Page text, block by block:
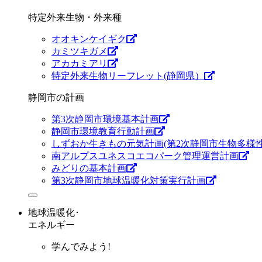
特定外来生物・外来種
オオキンケイギク
カミツキガメ
アカカミアリ
特定外来生物リーフレット(静岡県）
静岡市の計画
第3次静岡市環境基本計画
静岡市環境教育行動計画
しずおか生きもの元気計画(第2次静岡市生物多様
南アルプスユネスコエコパーク管理運営計画
みどりの基本計画
第3次静岡市地球温暖化対策実行計画
地球温暖化･
エネルギー
学んでみよう!